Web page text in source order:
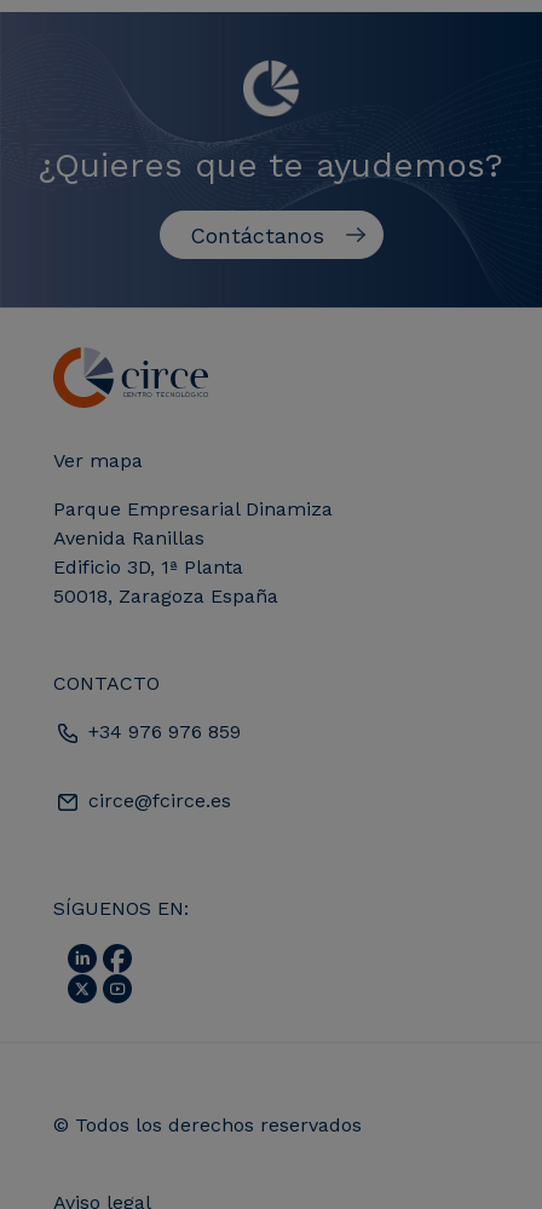
¿Quieres que te ayudemos?
Contáctanos
Ver mapa
Parque Empresarial Dinamiza
Avenida Ranillas
Edificio 3D, 1ª Planta
50018, Zaragoza España
CONTACTO
+34 976 976 859
circe@fcirce.es
SÍGUENOS EN:
© Todos los derechos reservados
Aviso legal